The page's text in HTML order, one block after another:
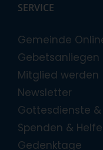
SERVICE
Gemeinde
Gebetsanliegen
Mitglied werden
Newsletter
Gottesdienste &
Spenden &
Gedenktage